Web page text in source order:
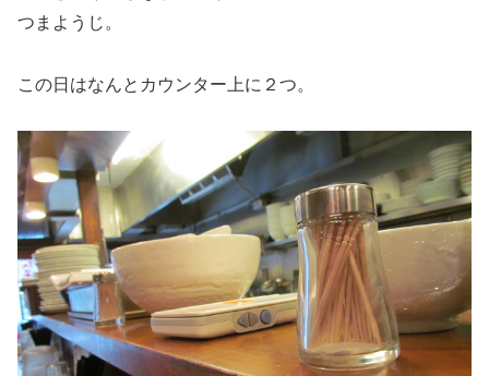
つまようじ。
この日はなんとカウンター上に２つ。